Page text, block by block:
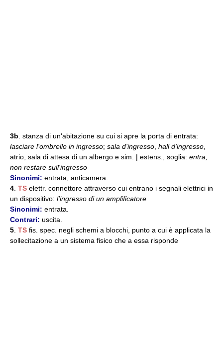
3b . stanza di un'abitazione su cui si apre la porta di entrata:
lasciare l'ombrello in ingresso; sala d'ingresso hall d'ingresso
atrio, sala di attesa di un albergo e sim. | estens., soglia: entra,
non restare sull'ingresso
Sinonimi: entrata, anticamera.
4 TS elettr. connettore attraverso cui entrano i segnali elettrici in
un dispositivo: l'ingresso di un amplificatore
Sinonimi: entrata.
Contrari: uscita.
5 TS fis. spec. negli schemi a blocchi, punto a cui è applicata la
sollecitazione a un sistema fisico che a essa risponde